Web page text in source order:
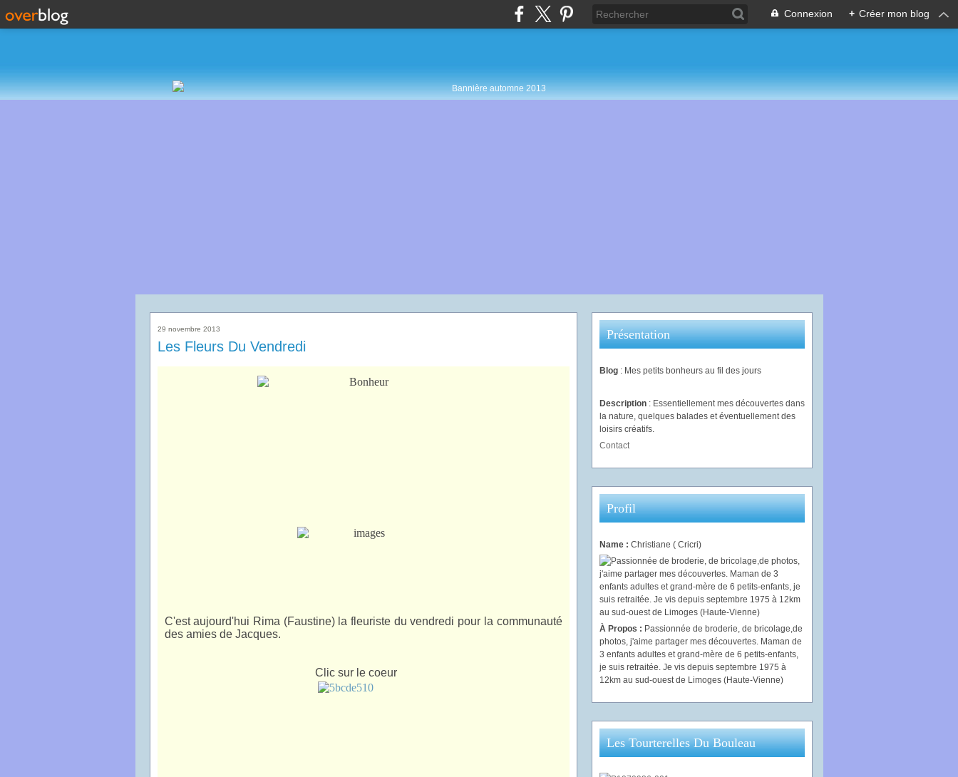
Connexion + Créer mon blog
29 novembre 2013
Les Fleurs Du Vendredi
C'est aujourd'hui Rima (Faustine) la fleuriste du vendredi pour la communauté
des amies de Jacques.
Clic sur le coeur
Présentation
Blog : Mes petits bonheurs au fil des jours
Description : Essentiellement mes découvertes dans
la nature, quelques balades et éventuellement des
loisirs créatifs.
Contact
Profil
Name : Christiane ( Cricri)
À Propos : Passionnée de broderie, de bricolage,de
photos, j'aime partager mes découvertes. Maman de
3 enfants adultes et grand-mère de 6 petits-enfants,
je suis retraitée. Je vis depuis septembre 1975 à
12km au sud-ouest de Limoges (Haute-Vienne)
Les Tourterelles Du Bouleau